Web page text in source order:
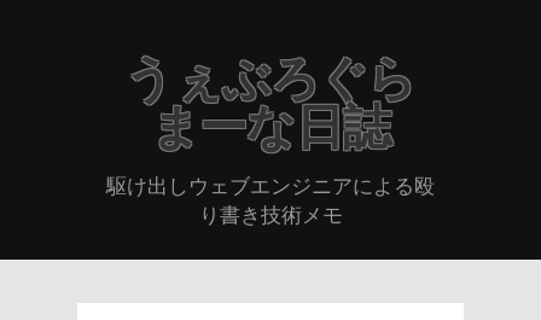
うぇぶろぐら
まーな日誌
駆け出しウェブエンジニアによる殴
り書き技術メモ